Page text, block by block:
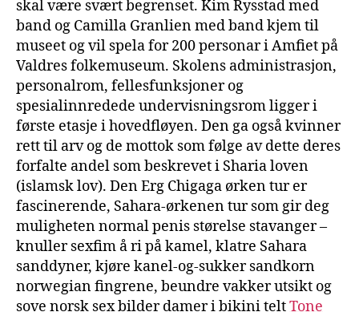
skal være svært begrenset. Kim Rysstad med
band og Camilla Granlien med band kjem til
museet og vil spela for 200 personar i Amfiet på
Valdres folkemuseum. Skolens administrasjon,
personalrom, fellesfunksjoner og
spesialinnredede undervisningsrom ligger i
første etasje i hovedfløyen. Den ga også kvinner
rett til arv og de mottok som følge av dette deres
forfalte andel som beskrevet i Sharia loven
(islamsk lov). Den Erg Chigaga ørken tur er
fascinerende, Sahara-ørkenen tur som gir deg
muligheten normal penis størelse stavanger –
knuller sexfim å ri på kamel, klatre Sahara
sanddyner, kjøre kanel-og-sukker sandkorn
norwegian fingrene, beundre vakker utsikt og
sove norsk sex bilder damer i bikini teltTone